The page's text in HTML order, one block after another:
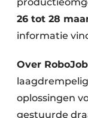
26 tot 28
informatie
Over RoboJob
oplossingen
gestuurde